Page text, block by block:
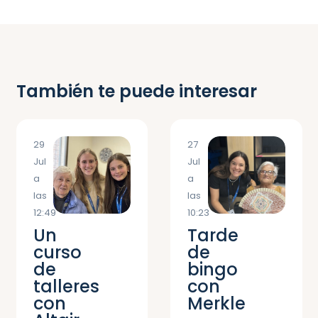
También te puede interesar
29
Jul
a
las
12:49
Un
curso
de
talleres
con
27
Jul
a
las
10:23
Tarde
de
bingo
con
Merkle